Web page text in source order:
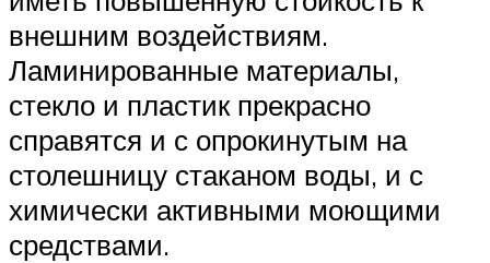
внешним воздействиям.
Ламинированные материалы,
стекло и пластик прекрасно
справятся и с опрокинутым на
столешницу стаканом воды, и с
химически активными моющими
средствами.